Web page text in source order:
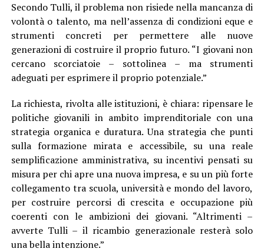
Secondo Tulli, il problema non risiede nella mancanza di
volontà o talento, ma nell’assenza di condizioni eque e
strumenti concreti per permettere alle nuove
generazioni di costruire il proprio futuro. “I giovani non
cercano scorciatoie – sottolinea – ma strumenti
adeguati per esprimere il proprio potenziale.”
La richiesta, rivolta alle istituzioni, è chiara: ripensare le
politiche giovanili in ambito imprenditoriale con una
strategia organica e duratura. Una strategia che punti
sulla formazione mirata e accessibile, su una reale
semplificazione amministrativa, su incentivi pensati su
misura per chi apre una nuova impresa, e su un più forte
collegamento tra scuola, università e mondo del lavoro,
per costruire percorsi di crescita e occupazione più
coerenti con le ambizioni dei giovani. “Altrimenti –
avverte Tulli – il ricambio generazionale resterà solo
una bella intenzione.”